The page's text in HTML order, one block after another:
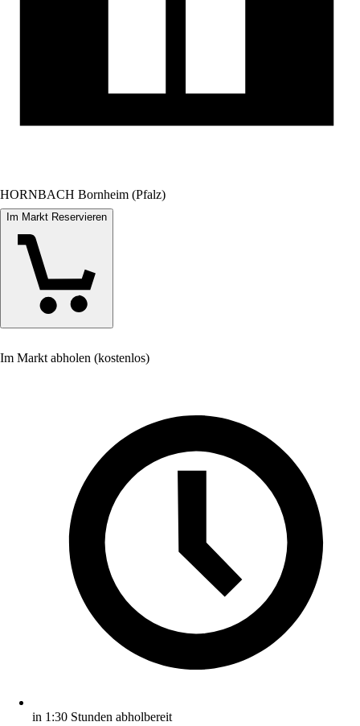
HORNBACH Bornheim (Pfalz)
Im Markt Reservieren
Im Markt abholen (kostenlos)
in 1:30 Stunden abholbereit